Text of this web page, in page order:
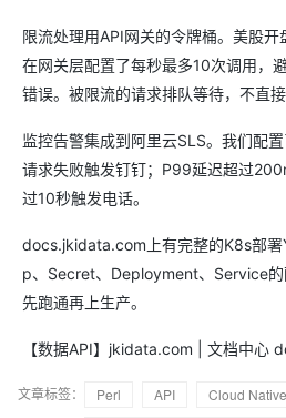
限流处理用API网关的令牌桶。美股
在网关层配置了每秒最多10次调用，
错误。被限流的请求排队等待，不直接
监控告警集成到阿里云SLS。我们配
请求失败触发钉钉；P99延迟超过
过10秒触发电话。
docs.jkidata.com上有完整的K8s部
p、Secret、Deployment、Service
先跑通再上生产。
【数据API】jkidata.com | 文档中心
文章标签： Perl API Cloud Native